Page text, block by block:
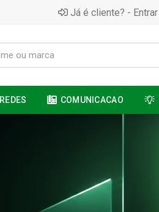
Já é cliente? - Entrar
REDES COMUNICACAO